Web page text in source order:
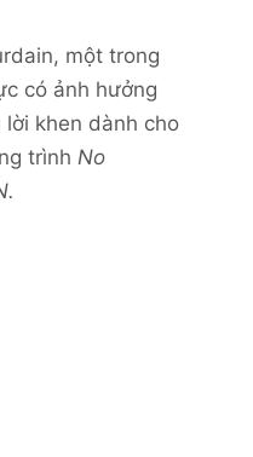
một trong
có ảnh hưởng
khen dành cho
trình No